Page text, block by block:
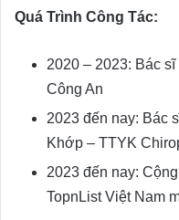
Quá Trình Công Tác:
2020 – 2023: Bác
Công An
2023 đến nay: Bác
Khớp – TTYK
2023 đến nay:
TopnList Việt Nam